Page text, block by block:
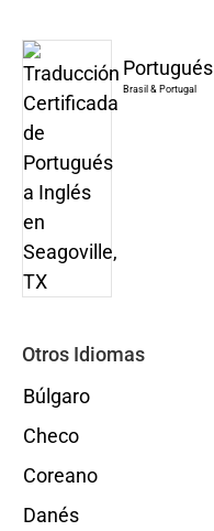
Portugués
Brasil & Portugal
Otros Idiomas
Búlgaro
Checo
Coreano
Danés